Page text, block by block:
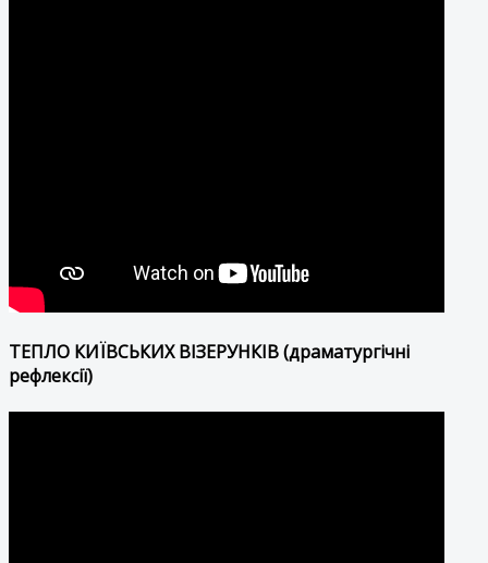
ТЕПЛО КИЇВСЬКИХ ВІЗЕРУНКІВ (драматургічні
рефлексії)